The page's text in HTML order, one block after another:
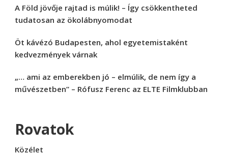
A Föld jövője rajtad is múlik! – Így csökkentheted
tudatosan az ökolábnyomodat
Öt kávézó Budapesten, ahol egyetemistaként
kedvezmények várnak
„… ami az emberekben jó – elmúlik, de nem így a
művészetben” – Rófusz Ferenc az ELTE Filmklubban
Rovatok
Közélet